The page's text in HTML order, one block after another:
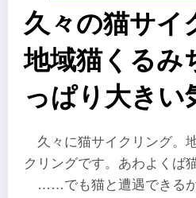
久々の猫サイ
地域猫くるみ
っぱり大きい
久々に猫サイクリング。
クリングです。あわよくば
……でも猫と遭遇できる